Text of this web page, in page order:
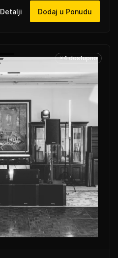
Detalji Dodaj u Ponudu
×4 dostupno